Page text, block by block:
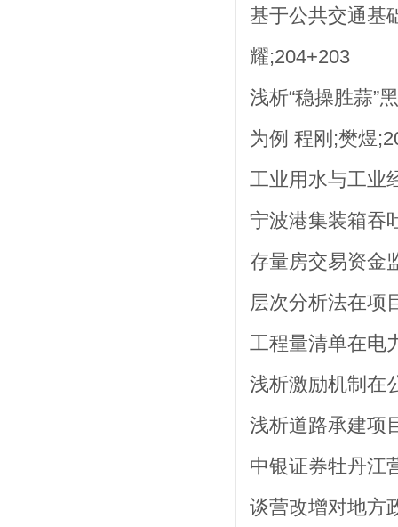
基于公共交通基
耀;204+203
浅析“稳操胜蒜”
为例 程刚;樊煜
工业用水与工业
宁波港集装箱吞
存量房交易资金
层次分析法在项
工程量清单在电
浅析激励机制在
浅析道路承建项
中银证券牡丹江
谈营改增对地方